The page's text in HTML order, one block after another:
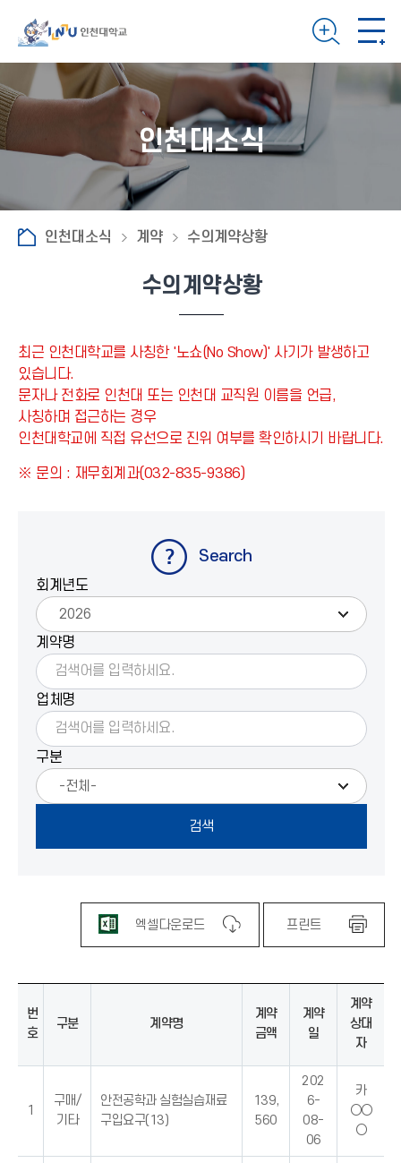
인천대소식
인천대소식 계약 수의계약상황
수의계약상황
최근 인천대학교를 사칭한 '노쇼(No Show)' 사기가 발생하고
있습니다.
문자나 전화로 인천대 또는 인천대 교직원 이름을 언급,
사칭하며 접근하는 경우
인천대학교에 직접 유선으로 진위 여부를 확인하시기 바랍니다.
※ 문의 : 재무회계과(032-835-9386)
Search
회계년도
계약명
업체명
구분
엑셀다운로드 프린트
번
호
구분 계약명
계약
금액
계약
일
계약
상대
자
1
구매/
기타
안전공학과 실험실습재료
구입요구(13)
139,
560
202
6-
08-
06
카
○○
○